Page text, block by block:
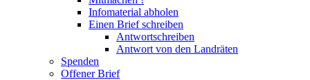
Infomaterial abholen
Einen Brief schreiben
Antwortschreiben
Antwort von den Landräten
Spenden
Offener Brief